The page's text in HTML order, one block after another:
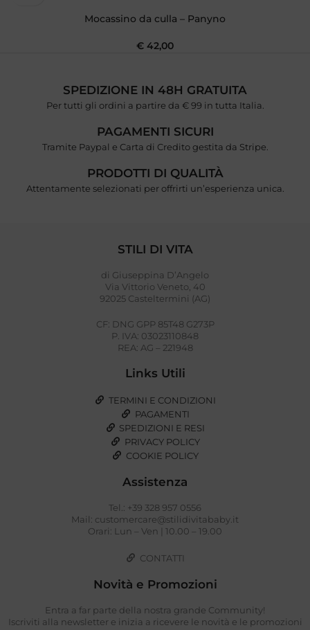
Mocassino da culla – Panyno
€ 42,00
SPEDIZIONE IN 48H GRATUITA
Per tutti gli ordini a partire da € 99 in tutta Italia.
PAGAMENTI SICURI
Tramite Paypal e Carta di Credito gestita da Stripe.
PRODOTTI DI QUALITÀ
Attentamente selezionati per offrirti un’esperienza unica.
STILI DI VITA
di Giuseppina D’Angelo
Via Vittorio Veneto, 40
92025 Casteltermini (AG)
CF: DNG GPP 85T48 G273P
P. IVA: 03023110848
REA: AG – 221948
Links Utili
TERMINI E CONDIZIONI
PAGAMENTI
SPEDIZIONI E RESI
PRIVACY POLICY
COOKIE POLICY
Assistenza
Tel.: +39 328 957 0556
Mail: customercare@stilidivitababy.it
Orari: Lun – Ven | 10.00 – 19.00
CONTATTI
Novità e Promozioni
Entra a far parte della nostra grande Community!
Iscriviti alla newsletter e inizia a ricevere le novità e le promozioni